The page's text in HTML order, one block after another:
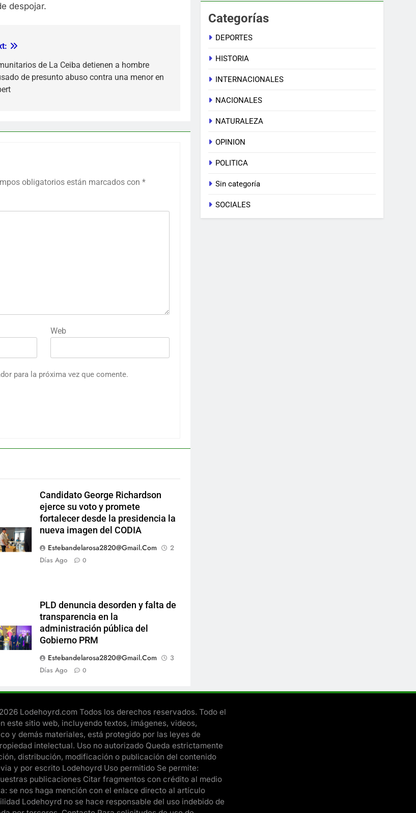
despojar.
de La Ceiba detienen a hombre
de presunto abuso contra una menor en
obligatorios están marcados con *
Web
para la próxima vez que comente.
Candidato George Richardson
ejerce su voto y promete
fortalecer desde la presidencia la
nueva imagen del CODIA
Estebandelarosa2820@gmail.com
2
Días Ago
0
PLD denuncia desorden y falta de
transparencia en la
administración pública del
Gobierno PRM
Estebandelarosa2820@gmail.com
3
Días Ago
0
Categorías
DEPORTES
HISTORIA
INTERNACIONALES
NACIONALES
NATURALEZA
OPINION
POLITICA
Sin categoría
SOCIALES
Lodehoyrd.com Todos los derechos reservados. Todo el
este sitio web, incluyendo textos, imágenes, videos,
y demás materiales, está protegido por las leyes de
intelectual. Uso no autorizado Queda estrictamente
distribución, modificación o publicación del contenido
y por escrito Lodehoyrd Uso permitido Se permite:
publicaciones Citar fragmentos con crédito al medio
se nos haga mención con el enlace directo al artículo
Lodehoyrd no se hace responsable del uso indebido de